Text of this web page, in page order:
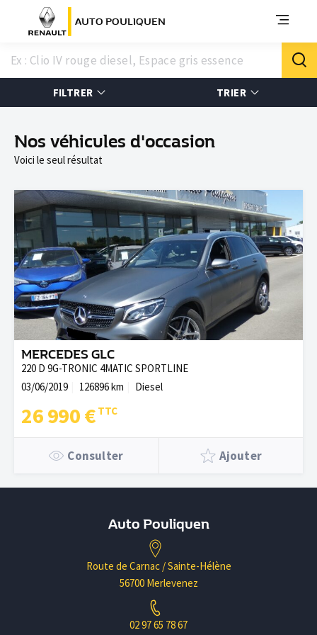
AUTO POULIQUEN
FILTRER TRIER
Nos véhicules d'occasion
Voici le seul résultat
MERCEDES GLC
220 D 9G-TRONIC 4MATIC SPORTLINE
03/06/2019
126896 km Diesel
26 990 €
Consulter Ajouter
Auto Pouliquen
Route de Carnac / Sainte-Hélène
56700 Merlevenez
02 97 65 78 67